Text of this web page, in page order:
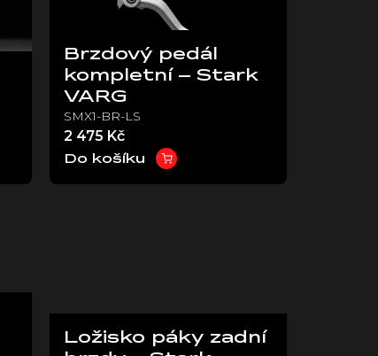
Brzdový pedál
kompletní – Stark
VARG
SMX1-BR-LS
2 475 Kč
Do košíku
Ložisko páky zadní